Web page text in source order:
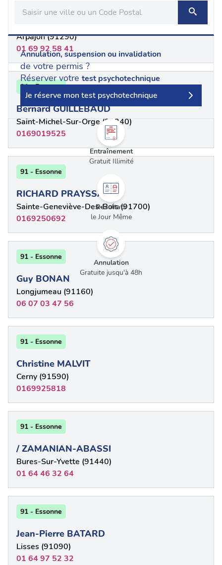
Annulation, suspension ou invalidation
de votre permis ?
Réserver votre test psychotechnique
Je réserve mon test psychotechnique
Entraînement
Gratuit Illimité
Résultats
le Jour Même
Annulation
Gratuite jusqu'à 48h
Arpajon (91290)
01 69 92 58 41
91 - Essonne
Bernard GUILLEBAUD
Saint-Michel-Sur-Orge (91240)
0169019525
91 - Essonne
RICHARD PRAYSSAC
Sainte-Geneviève-Des-Bois (91700)
0169250692
91 - Essonne
Guy BONAN
Longjumeau (91160)
06 07 03 47 56
91 - Essonne
Christine MALVIT
Cerny (91590)
0169925818
91 - Essonne
/ ZAMANIAN-ABASSI
Bures-Sur-Yvette (91440)
01 64 46 32 64
91 - Essonne
Jean-Pierre BATARD
Lisses (91090)
01 64 97 52 32